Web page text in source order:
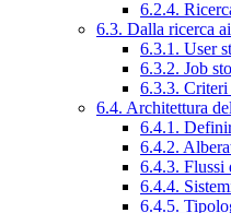
6.2.4.
6.3. Dalla ricerca
6.3.1. User
6.3.2. Job
6.3.3. Criteri
6.4. Architettura
6.4.1.
6.4.2.
6.4.3. Flussi
6.4.4.
6.4.5.